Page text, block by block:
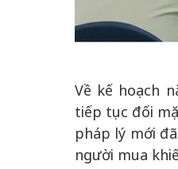
Về kế hoạch
tiếp tục đối
pháp lý mới
người mua